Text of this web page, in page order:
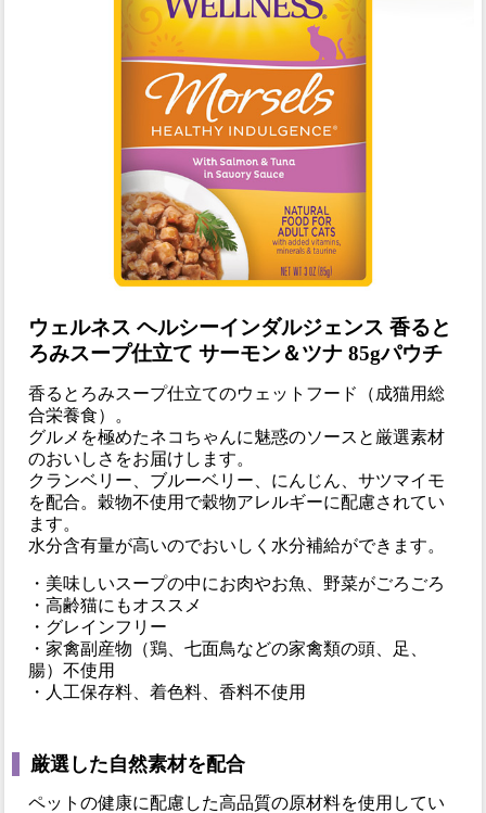
ウェルネス ヘルシーインダルジェンス 香ると
ろみスープ仕立て サーモン＆ツナ 85gパウチ
香るとろみスープ仕立てのウェットフード（成猫用総
合栄養食）。
グルメを極めたネコちゃんに魅惑のソースと厳選素材
のおいしさをお届けします。
クランベリー、ブルーベリー、にんじん、サツマイモ
を配合。穀物不使用で穀物アレルギーに配慮されてい
ます。
水分含有量が高いのでおいしく水分補給ができます。
・美味しいスープの中にお肉やお魚、野菜がごろごろ
・高齢猫にもオススメ
・グレインフリー
・家禽副産物（鶏、七面鳥などの家禽類の頭、足、
腸）不使用
・人工保存料、着色料、香料不使用
厳選した自然素材を配合
ペットの健康に配慮した高品質の原材料を使用してい